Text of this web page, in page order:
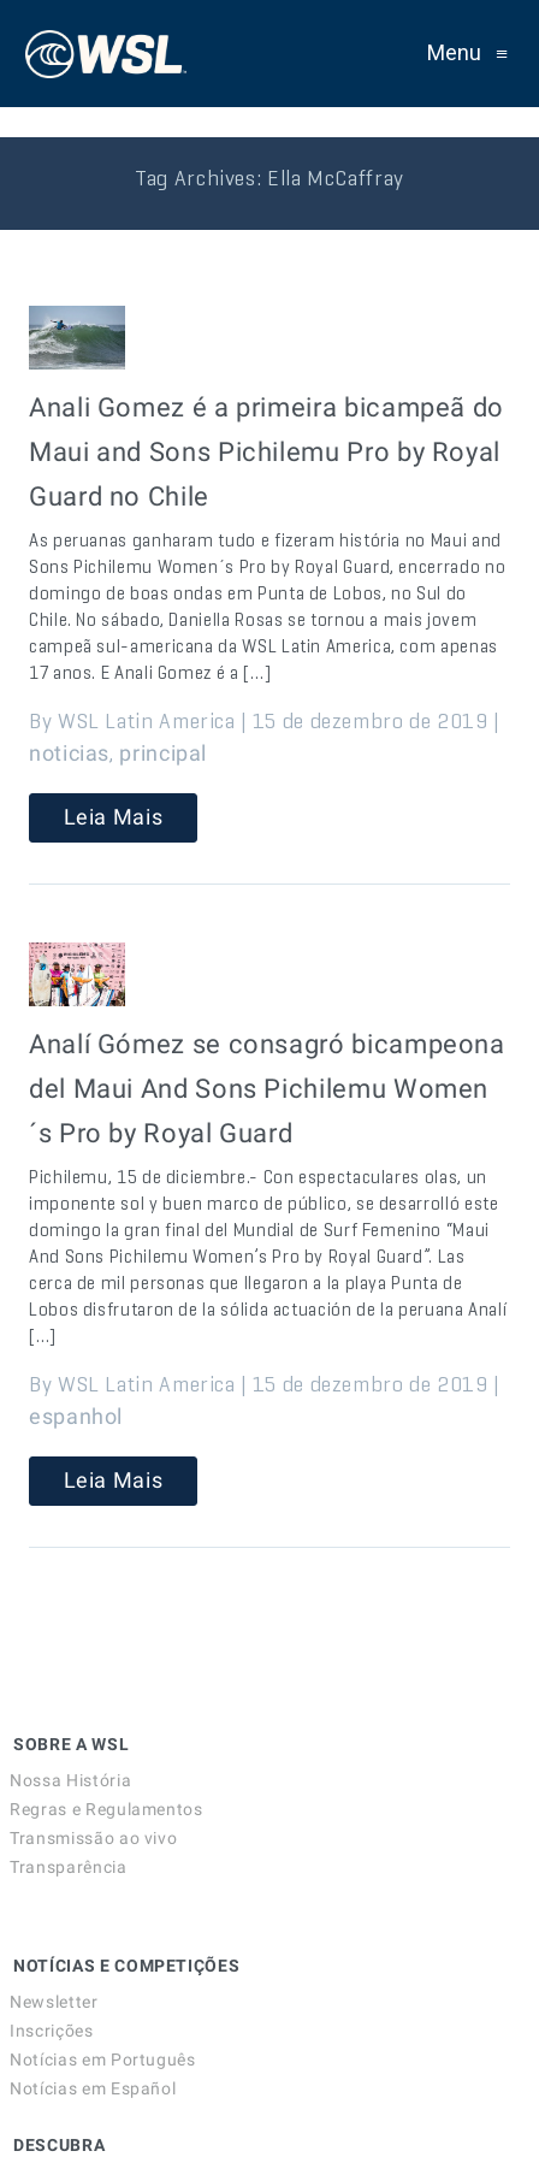
Menu ≡
Tag Archives: Ella McCaffray
Anali Gomez é a primeira bicampeã do
Maui and Sons Pichilemu Pro by Royal
Guard no Chile
As peruanas ganharam tudo e fizeram história no Maui and
Sons Pichilemu Women´s Pro by Royal Guard, encerrado no
domingo de boas ondas em Punta de Lobos, no Sul do
Chile. No sábado, Daniella Rosas se tornou a mais jovem
campeã sul-americana da WSL Latin America, com apenas
17 anos. E Anali Gomez é a […]
By WSL Latin America | 15 de dezembro de 2019 |
noticias, principal
Leia Mais
Analí Gómez se consagró bicampeona
del Maui And Sons Pichilemu Women
´s Pro by Royal Guard
Pichilemu, 15 de diciembre.- Con espectaculares olas, un
imponente sol y buen marco de público, se desarrolló este
domingo la gran final del Mundial de Surf Femenino “Maui
And Sons Pichilemu Women’s Pro by Royal Guard”. Las
cerca de mil personas que llegaron a la playa Punta de
Lobos disfrutaron de la sólida actuación de la peruana Analí
[…]
By WSL Latin America | 15 de dezembro de 2019 |
espanhol
Leia Mais
SOBRE A WSL
Nossa História
Regras e Regulamentos
Transmissão ao vivo
Transparência
NOTÍCIAS E COMPETIÇÕES
Newsletter
Inscrições
Notícias em Português
Notícias em Español
DESCUBRA